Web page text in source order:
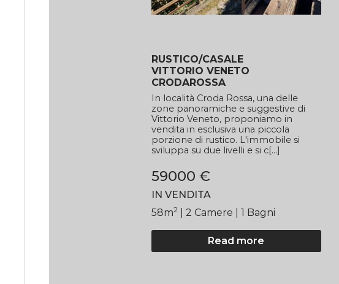
RUSTICO/CASALE
VITTORIO VENETO
CRODAROSSA
In località Croda Rossa, una delle
zone panoramiche e suggestive di
Vittorio Veneto, proponiamo in
vendita in esclusiva una piccola
porzione di rustico. L'immobile si
sviluppa su due livelli e si c[...]
59000 €
IN VENDITA
58m2 | 2 Camere | 1 Bagni
Read more